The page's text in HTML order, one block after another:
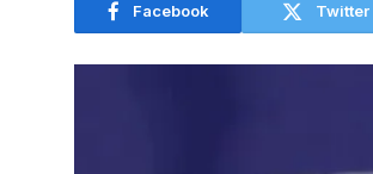
Facebook Twitter